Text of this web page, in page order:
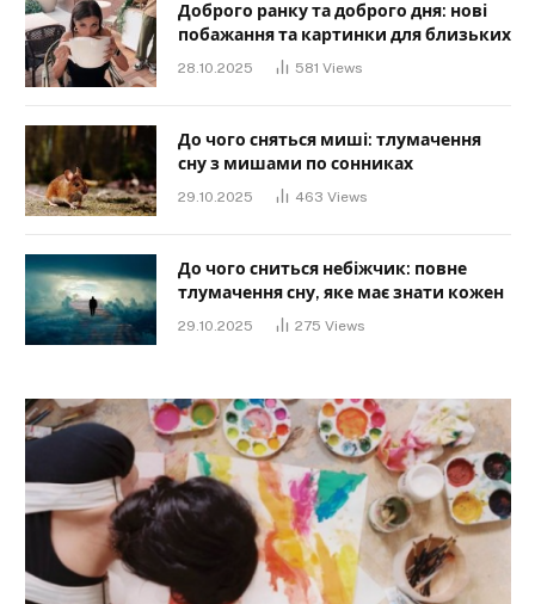
Доброго ранку та доброго дня: нові
побажання та картинки для близьких
28.10.2025 581 Views
До чого сняться миші: тлумачення
сну з мишами по сонниках
29.10.2025 463 Views
До чого сниться небіжчик: повне
тлумачення сну, яке має знати кожен
29.10.2025 275 Views